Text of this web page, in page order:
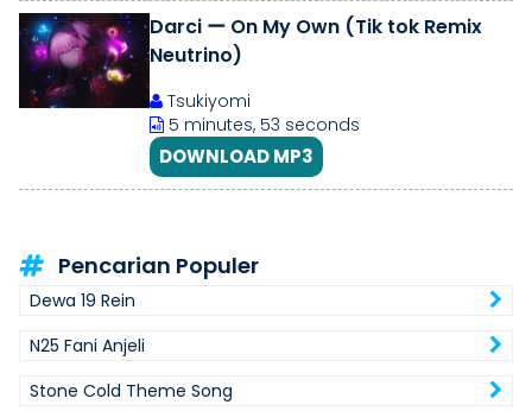
Darci ー On My Own (Tik tok Remix
Neutrino)
Tsukiyomi
5 minutes, 53 seconds
DOWNLOAD MP3
Pencarian Populer
Dewa 19 Rein
N25 Fani Anjeli
Stone Cold Theme Song